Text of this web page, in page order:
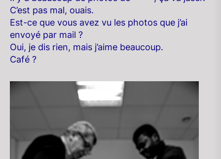
C’est pas mal, ouais.
Est-ce que vous avez vu les photos que j’ai
envoyé par mail ?
Oui, je dis rien, mais j’aime beaucoup.
Café ?